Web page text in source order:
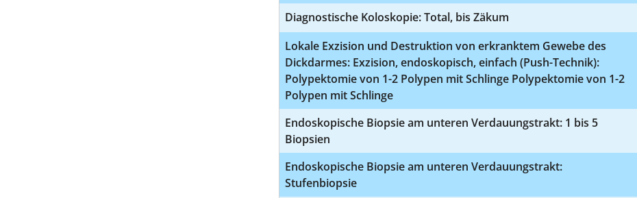
Diagnostische Koloskopie: Total, bis Zäkum
Lokale Exzision und Destruktion von erkranktem Gewebe des
Dickdarmes: Exzision, endoskopisch, einfach (Push-Technik):
Polypektomie von 1-2 Polypen mit Schlinge Polypektomie von 1-2
Polypen mit Schlinge
Endoskopische Biopsie am unteren Verdauungstrakt: 1 bis 5
Biopsien
Endoskopische Biopsie am unteren Verdauungstrakt:
Stufenbiopsie